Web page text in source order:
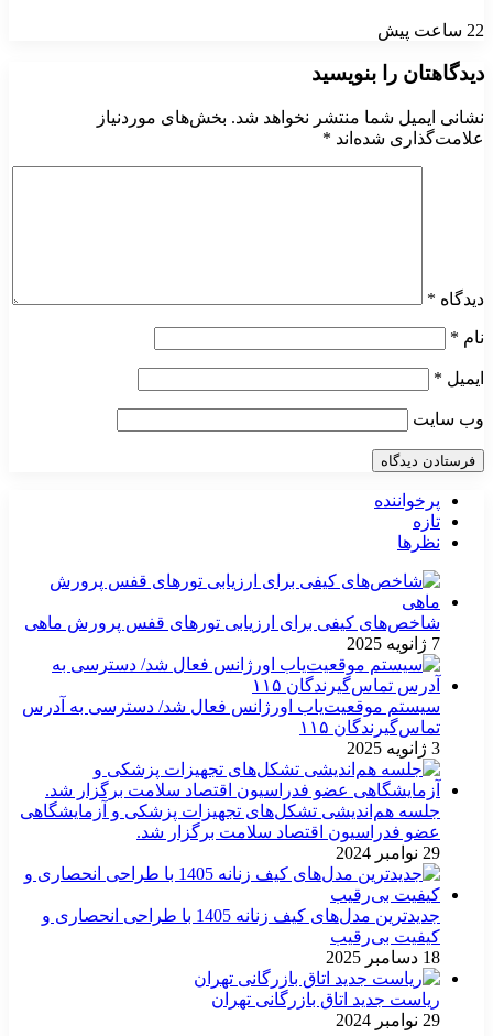
22 ساعت پیش
دیدگاهتان را بنویسید
نشانی ایمیل شما منتشر نخواهد شد. بخش‌های موردنیاز
علامت‌گذاری شده‌اند *
دیدگاه *
نام *
ایمیل *
وب‌ سایت
پرخواننده
تازه
نظرها
شاخص‌های کیفی برای ارزیابی تورهای قفس پرورش ماهی
7 ژانویه 2025
سیستم موقعیت‌یاب اورژانس فعال شد/ دسترسی به آدرس
تماس‌گیرندگان ۱۱۵
3 ژانویه 2025
جلسه هم‌اندیشی تشکل‌های تجهیزات پزشکی و آزمایشگاهی
عضو فدراسیون اقتصاد سلامت برگزار شد.
29 نوامبر 2024
جدیدترین مدل‌های کیف زنانه 1405 با طراحی انحصاری و
کیفیت بی‌رقیب
18 دسامبر 2025
ریاست جدید اتاق بازرگانی تهران
29 نوامبر 2024